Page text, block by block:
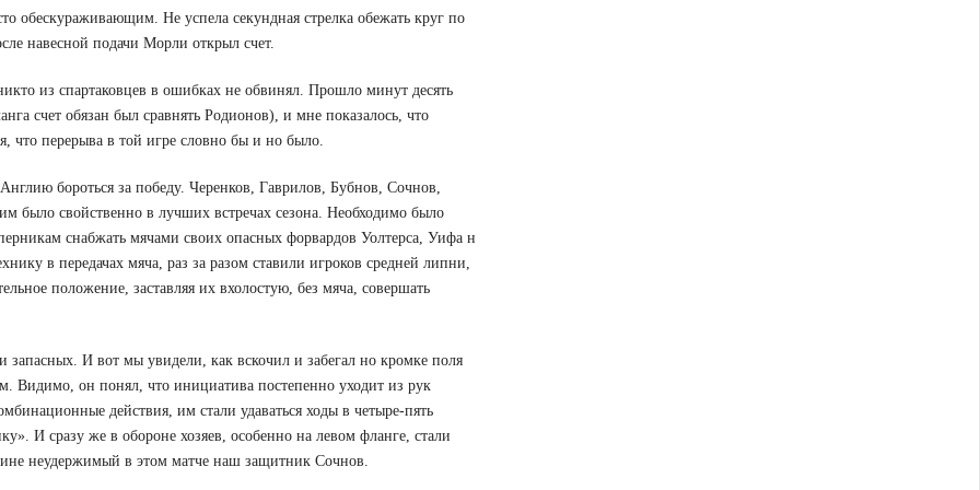
обескураживающим. Не успела секундная стрелка обежать круг по
навесной подачи Морли открыл счет.
из спартаковцев в ошибках не обвинял. Прошло минут десять
счет обязан был сравнять Родионов), и мне показалось, что
перерыва в той игре словно бы и но было.
бороться за победу. Черенков, Гаврилов, Бубнов, Сочнов,
было свойственно в лучших встречах сезона. Необходимо было
снабжать мячами своих опасных форвардов Уолтерса, Уифа н
в передачах мяча, раз за разом ставили игроков средней липни,
положение, заставляя их вхолостую, без мяча, совершать
запасных. И вот мы увидели, как вскочил и забегал но кромке поля
Видимо, он понял, что инициатива постепенно уходит из рук
действия, им стали удаваться ходы в четыре-пять
И сразу же в обороне хозяев, особенно на левом фланге, стали
неудержимый в этом матче наш защитник Сочнов.